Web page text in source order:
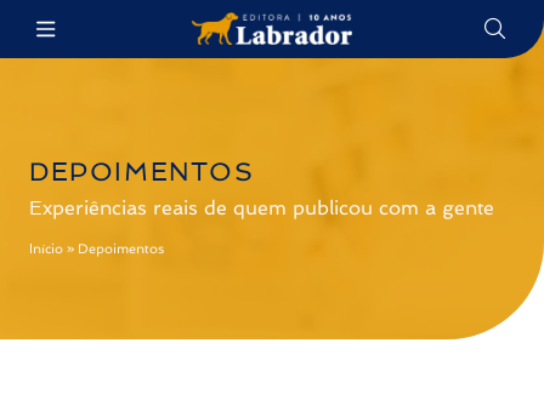
DEPOIMENTOS
Experiências reais de quem publicou com a gente
Início » Depoimentos